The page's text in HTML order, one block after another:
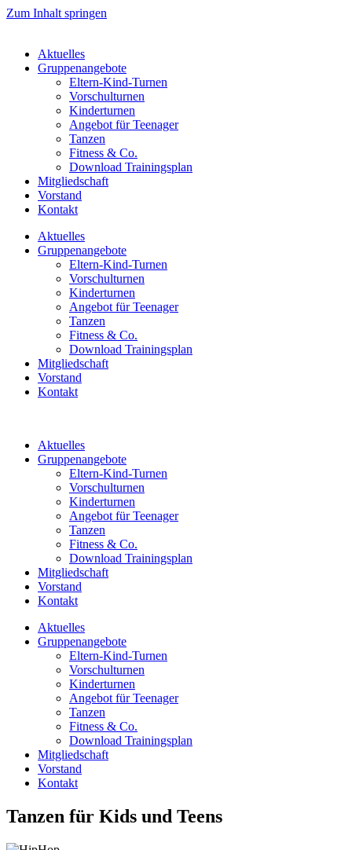
Zum Inhalt springen
Aktuelles
Gruppenangebote
Eltern-Kind-Turnen
Vorschulturnen
Kinderturnen
Angebot für Teenager
Tanzen
Fitness & Co.
Download Trainingsplan
Mitgliedschaft
Vorstand
Kontakt
Aktuelles
Gruppenangebote
Eltern-Kind-Turnen
Vorschulturnen
Kinderturnen
Angebot für Teenager
Tanzen
Fitness & Co.
Download Trainingsplan
Mitgliedschaft
Vorstand
Kontakt
Aktuelles
Gruppenangebote
Eltern-Kind-Turnen
Vorschulturnen
Kinderturnen
Angebot für Teenager
Tanzen
Fitness & Co.
Download Trainingsplan
Mitgliedschaft
Vorstand
Kontakt
Aktuelles
Gruppenangebote
Eltern-Kind-Turnen
Vorschulturnen
Kinderturnen
Angebot für Teenager
Tanzen
Fitness & Co.
Download Trainingsplan
Mitgliedschaft
Vorstand
Kontakt
Tanzen für Kids und Teens